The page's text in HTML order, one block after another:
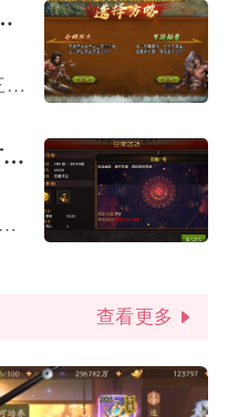
料包括哪些
攻城掠地套装合成材料分为三大核心类别，分别是套装专属图纸、六...
全民奇迹2技能演示是否有教程
全民奇迹2技能演示有教程，游戏内自带技能演示与引导教程，同时...
查看更多